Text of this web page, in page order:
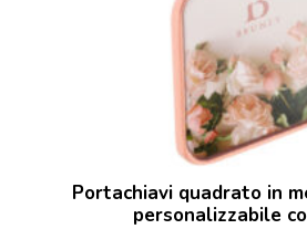
Portachiavi quadrato in
personalizzabile